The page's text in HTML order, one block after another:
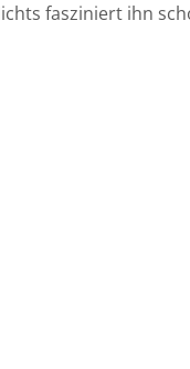
fasziniert ihn